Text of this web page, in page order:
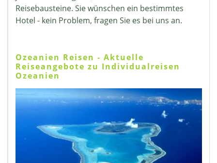
Reisebausteine. Sie wünschen ein bestimmtes
Hotel - kein Problem, fragen Sie es bei uns an.
Ozeanien Reisen - Aktuelle
Reiseangebote zu Individualreisen
Ozeanien